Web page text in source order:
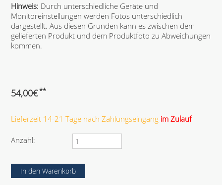
Hinweis: Durch unterschiedliche Geräte und
Monitoreinstellungen werden Fotos unterschiedlich
dargestellt. Aus diesen Gründen kann es zwischen dem
gelieferten Produkt und dem Produktfoto zu Abweichungen
kommen.
54,00€**
Lieferzeit 14-21 Tage nach Zahlungseingang im Zulauf
Anzahl: